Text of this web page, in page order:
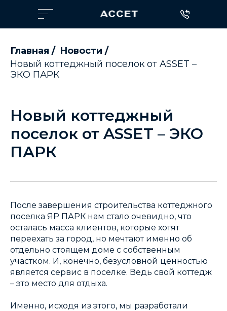
Главная / Новости /
Новый коттеджный поселок от ASSET –
ЭКО ПАРК
Новый коттеджный
поселок от ASSET – ЭКО
ПАРК
После завершения строительства коттеджного
поселка ЯР ПАРК нам стало очевидно, что
осталась масса клиентов, которые хотят
переехать за город, но мечтают именно об
отдельно стоящем доме с собственным
участком. И, конечно, безусловной ценностью
является сервис в поселке. Ведь свой коттедж
– это место для отдыха.
Именно, исходя из этого, мы разработали